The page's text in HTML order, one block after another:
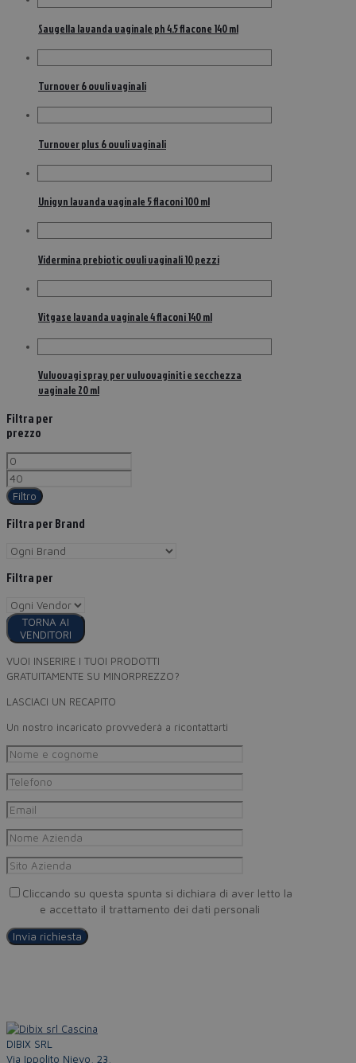
Saugella lavanda vaginale ph 4.5 flacone 140 ml
Turnover 6 ovuli vaginali
Turnover plus 6 ovuli vaginali
Unigyn lavanda vaginale 5 flaconi 100 ml
Vidermina prebiotic ovuli vaginali 10 pezzi
Vitgase lavanda vaginale 4 flaconi 140 ml
Vulvovagi spray per vulvovaginiti e secchezza
vaginale 20 ml
Filtra per
prezzo
Filtro
Filtra per Brand
Filtra per
TORNA AI
VENDITORI
VUOI INSERIRE I TUOI PRODOTTI
GRATUITAMENTE SU MINORPREZZO?
LASCIACI UN RECAPITO
Un nostro incaricato provvederà a ricontattarti
Cliccando su questa spunta si dichiara di aver letto la
e accettato il trattamento dei dati personali
DIBIX SRL
Via Ippolito Nievo, 23,